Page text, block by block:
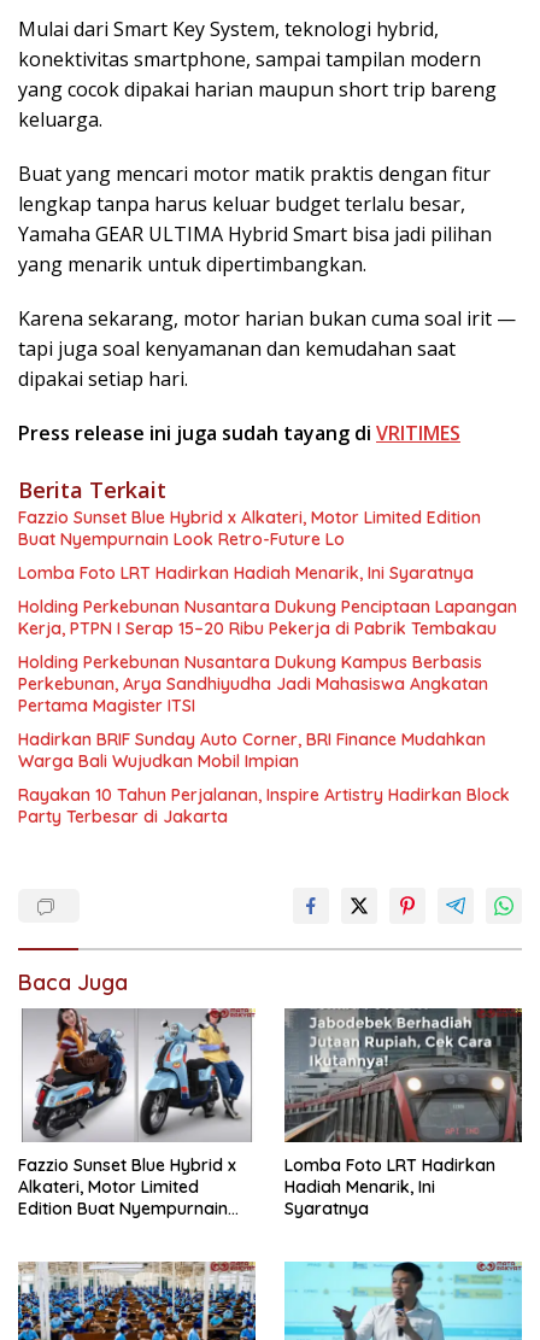
Mulai dari Smart Key System, teknologi hybrid,
konektivitas smartphone, sampai tampilan modern
yang cocok dipakai harian maupun short trip bareng
keluarga.
Buat yang mencari motor matik praktis dengan fitur
lengkap tanpa harus keluar budget terlalu besar,
Yamaha GEAR ULTIMA Hybrid Smart bisa jadi pilihan
yang menarik untuk dipertimbangkan.
Karena sekarang, motor harian bukan cuma soal irit —
tapi juga soal kenyamanan dan kemudahan saat
dipakai setiap hari.
Press release ini juga sudah tayang di VRITIMES
Berita Terkait
Fazzio Sunset Blue Hybrid x Alkateri, Motor Limited Edition
Buat Nyempurnain Look Retro-Future Lo
Lomba Foto LRT Hadirkan Hadiah Menarik, Ini Syaratnya
Holding Perkebunan Nusantara Dukung Penciptaan Lapangan
Kerja, PTPN I Serap 15–20 Ribu Pekerja di Pabrik Tembakau
Holding Perkebunan Nusantara Dukung Kampus Berbasis
Perkebunan, Arya Sandhiyudha Jadi Mahasiswa Angkatan
Pertama Magister ITSI
Hadirkan BRIF Sunday Auto Corner, BRI Finance Mudahkan
Warga Bali Wujudkan Mobil Impian
Rayakan 10 Tahun Perjalanan, Inspire Artistry Hadirkan Block
Party Terbesar di Jakarta
Baca Juga
Fazzio Sunset Blue Hybrid x
Alkateri, Motor Limited
Edition Buat Nyempurnain
Lomba Foto LRT Hadirkan
Hadiah Menarik, Ini
Syaratnya